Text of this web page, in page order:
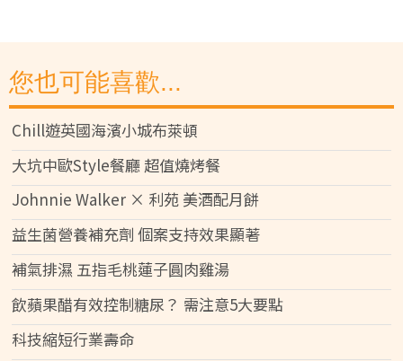
您也可能喜歡...
Chill遊英國海濱小城布萊頓
大坑中歐Style餐廳 超值燒烤餐
Johnnie Walker × 利苑 美酒配月餅
益生菌營養補充劑 個案支持效果顯著
補氣排濕 五指毛桃蓮子圓肉雞湯
飲蘋果醋有效控制糖尿？ 需注意5大要點
科技縮短行業壽命